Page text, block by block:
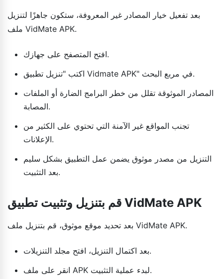
بعد تفعيل خيار المصادر غير المعروفة، ستكون جاهزًا لتنزيل
ملف VidMate APK.
افتح المتصفح على جهازك.
اكتب "تنزيل تطبيق Vidmate APK" في مربع البحث.
المصادر الموثوقة تقلل من خطر البرامج الضارة أو الملفات
المصابة.
تجنب المواقع غير الآمنة التي تحتوي على الكثير من
الإعلانات.
التنزيل من مصدر موثوق يضمن عمل التطبيق بشكل سليم
بعد التثبيت.
قم بتنزيل وتثبيت تطبيق VidMate APK
بعد تحديد موقع موثوق، قم بتنزيل ملف VidMate APK.
بعد اكتمال التنزيل، افتح مجلد التنزيلات.
انقر على ملف APK لبدء عملية التثبيت.